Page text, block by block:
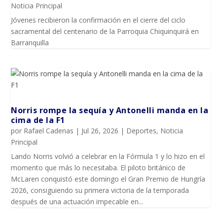
Noticia Principal
Jóvenes recibieron la confirmación en el cierre del ciclo
sacramental del centenario de la Parroquia Chiquinquirá en
Barranquilla
Norris rompe la sequía y Antonelli manda en la
cima de la F1
por Rafael Cadenas | Jul 26, 2026 | Deportes, Noticia
Principal
Lando Norris volvió a celebrar en la Fórmula 1 y lo hizo en el
momento que más lo necesitaba. El piloto británico de
McLaren conquistó este domingo el Gran Premio de Hungría
2026, consiguiendo su primera victoria de la temporada
después de una actuación impecable en...